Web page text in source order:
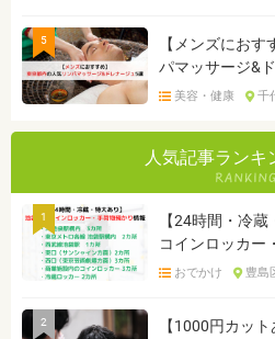
5
【メンズにお
パマッサージ&
美容・健康 千
人気記事ランキ
1
【24時間・冷
コインロッカー
おでかけ 豊島
2
【1000円カッ